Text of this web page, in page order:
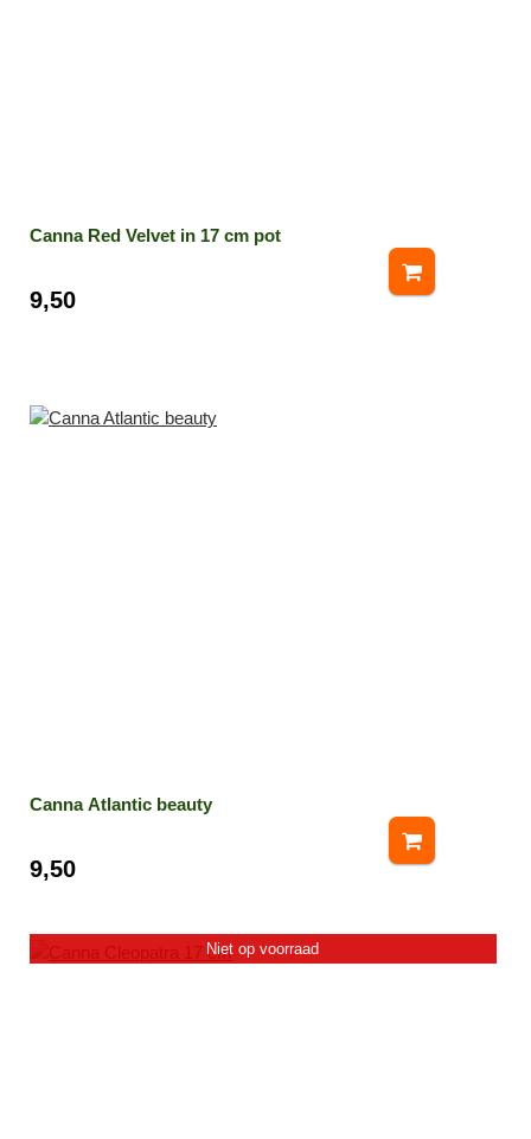
Canna Red Velvet in 17 cm pot
9,50
Canna Atlantic beauty
9,50
Niet op voorraad